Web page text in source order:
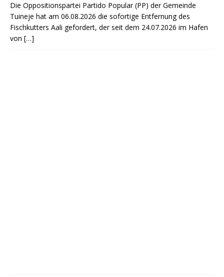
Die Oppositionspartei Partido Popular (PP) der Gemeinde
Tuineje hat am 06.08.2026 die sofortige Entfernung des
Fischkutters Aali gefordert, der seit dem 24.07.2026 im Hafen
von […]